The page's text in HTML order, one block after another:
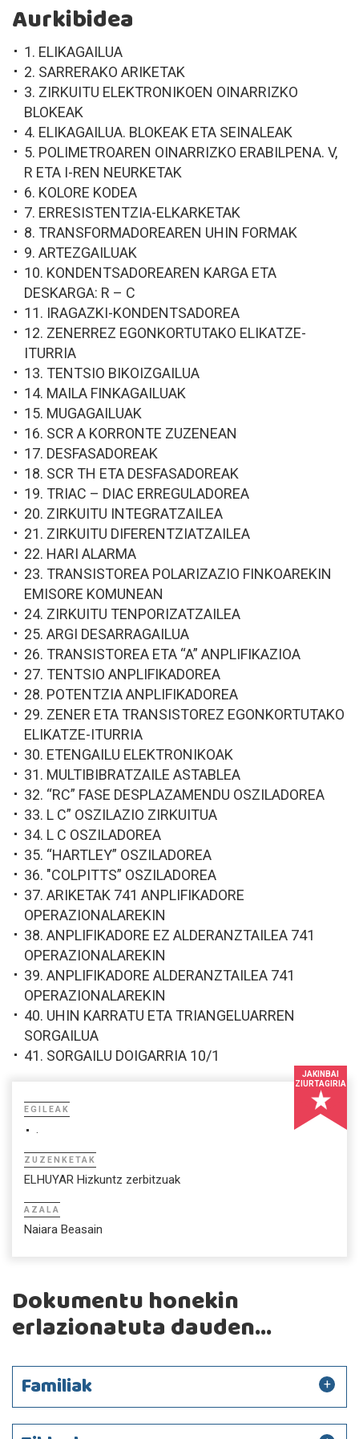
Aurkibidea
1. ELIKAGAILUA
2. SARRERAKO ARIKETAK
3. ZIRKUITU ELEKTRONIKOEN OINARRIZKO
BLOKEAK
4. ELIKAGAILUA. BLOKEAK ETA SEINALEAK
5. POLIMETROAREN OINARRIZKO ERABILPENA. V,
R ETA I-REN NEURKETAK
6. KOLORE KODEA
7. ERRESISTENTZIA-ELKARKETAK
8. TRANSFORMADOREAREN UHIN FORMAK
9. ARTEZGAILUAK
10. KONDENTSADOREAREN KARGA ETA
DESKARGA: R – C
11. IRAGAZKI-KONDENTSADOREA
12. ZENERREZ EGONKORTUTAKO ELIKATZE-
ITURRIA
13. TENTSIO BIKOIZGAILUA
14. MAILA FINKAGAILUAK
15. MUGAGAILUAK
16. SCR A KORRONTE ZUZENEAN
17. DESFASADOREAK
18. SCR TH ETA DESFASADOREAK
19. TRIAC – DIAC ERREGULADOREA
20. ZIRKUITU INTEGRATZAILEA
21. ZIRKUITU DIFERENTZIATZAILEA
22. HARI ALARMA
23. TRANSISTOREA POLARIZAZIO FINKOAREKIN
EMISORE KOMUNEAN
24. ZIRKUITU TENPORIZATZAILEA
25. ARGI DESARRAGAILUA
26. TRANSISTOREA ETA “A” ANPLIFIKAZIOA
27. TENTSIO ANPLIFIKADOREA
28. POTENTZIA ANPLIFIKADOREA
29. ZENER ETA TRANSISTOREZ EGONKORTUTAKO
ELIKATZE-ITURRIA
30. ETENGAILU ELEKTRONIKOAK
31. MULTIBIBRATZAILE ASTABLEA
32. “RC” FASE DESPLAZAMENDU OSZILADOREA
33. L C” OSZILAZIO ZIRKUITUA
34. L C OSZILADOREA
35. “HARTLEY” OSZILADOREA
36. "COLPITTS” OSZILADOREA
37. ARIKETAK 741 ANPLIFIKADORE
OPERAZIONALAREKIN
38. ANPLIFIKADORE EZ ALDERANZTAILEA 741
OPERAZIONALAREKIN
39. ANPLIFIKADORE ALDERANZTAILEA 741
OPERAZIONALAREKIN
40. UHIN KARRATU ETA TRIANGELUARREN
SORGAILUA
41. SORGAILU DOIGARRIA 10/1
JAKINBAI
ZIURTAGIRIA
EGILEAK
.
ZUZENKETAK
ELHUYAR Hizkuntz zerbitzuak
AZALA
Naiara Beasain
Dokumentu honekin
erlazionatuta dauden...
Familiak